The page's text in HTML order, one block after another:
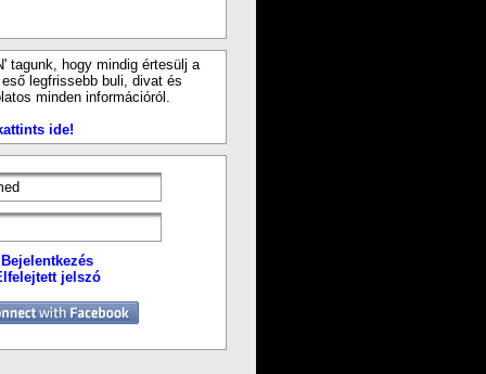
tagunk, hogy mindig értesülj a
legfrissebb buli, divat és
minden információról.
ide!
Bejelentkezés
jelszó